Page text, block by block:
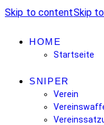
Skip to contentSkip
HOME
Startseite
SNIPER
Verein